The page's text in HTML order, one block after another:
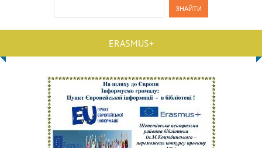
ERASMUS+